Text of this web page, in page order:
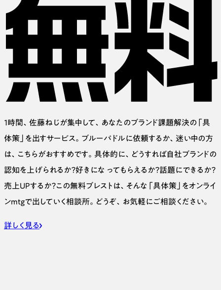
１時間、佐藤ねじが集中して、あなたのブランド課題解決の「具
体策」を出すサービス。ブルーパドルに依頼するか、迷い中の方
は、こちらがおすすめです。具体的に、どうすれば自社ブランドの
認知を上げられるか？好きにな ってもらえるか？話題にできるか？
売上UPするか？この無料ブレストは、そんな「具体策」をオンライ
ンmtgで出していく相談所。どうぞ、お気軽にご相談ください。
詳しく見る